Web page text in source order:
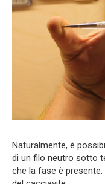
Naturalmente, è
di un filo neutro sotto
che la fase è